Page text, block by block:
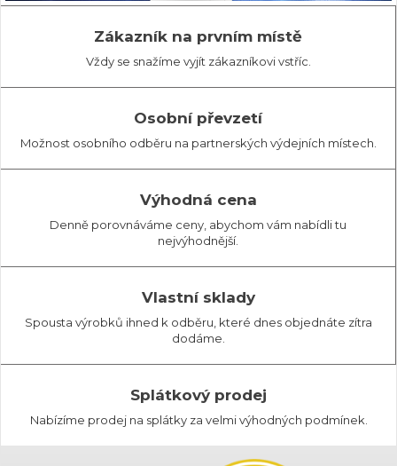
Zákazník na prvním místě
Vždy se snažíme vyjít zákazníkovi vstříc.
Osobní převzetí
Možnost osobního odběru na partnerských výdejních místech.
Výhodná cena
Denně porovnáváme ceny, abychom vám nabídli tu
nejvýhodnější.
Vlastní sklady
Spousta výrobků ihned k odběru, které dnes objednáte zítra
dodáme.
Splátkový prodej
Nabízíme prodej na splátky za velmi výhodných podmínek.